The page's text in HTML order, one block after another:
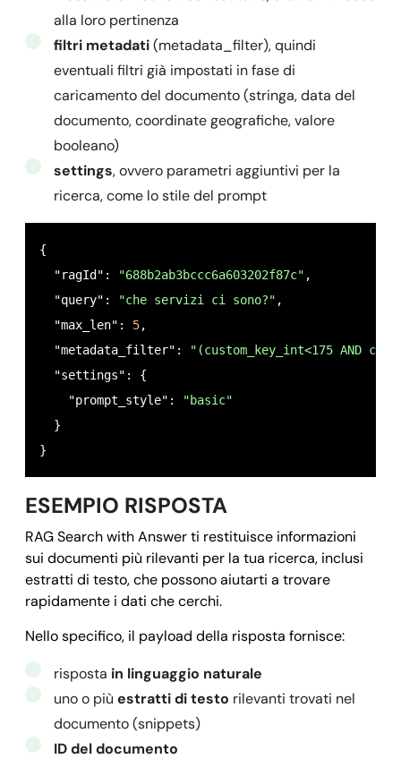
alla loro pertinenza
filtri metadati(metadata_filter), quindi
eventuali filtri già impostati in fase di
caricamento del documento (stringa, data del
documento, coordinate geografiche, valore
booleano)
settings, ovvero parametri aggiuntivi per la
ricerca, come lo stile del prompt
{
  "ragId":
"688b2ab3bccc6a603202f87c" ,
  "query":
"che servizi ci sono?" ,
  "max_len":
5,
  "metadata_filter":
"(custom_key_int<175 AND
  "settings": {
    "prompt_style":
"basic"
  }
}
ESEMPIO RISPOSTA
RAG Search with Answer ti restituisce informazioni
sui documenti più rilevanti per la tua ricerca, inclusi
estratti di testo, che possono aiutarti a trovare
rapidamente i dati che cerchi.
Nello specifico, il payload della risposta fornisce:
risposta in linguaggio naturale
uno o più estratti di testo rilevanti trovati nel
documento (snippets)
ID del documento